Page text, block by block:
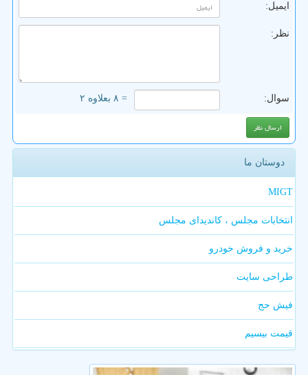
ایمیل:
نظر:
سوال: = ۸ بعلاوه ۲
دوستان ما
MIGT
انتخابات مجلس ، کاندیدای مجلس
خرید و فروش خودرو
طراحی سایت
فیش حج
قیمت بیسیم